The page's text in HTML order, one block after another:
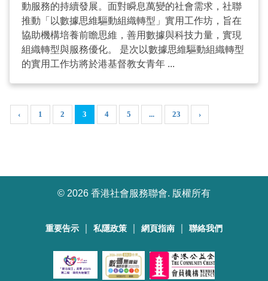
動服務的持續發展。面對瞬息萬變的社會需求，社聯
推動「以數據思維驅動組織轉型」實用工作坊，旨在
協助機構培養前瞻思維，善用數據與科技力量，實現
組織轉型與服務優化。 是次以數據思維驅動組織轉型
的實用工作坊將於港基督教女青年 ...
‹ 1 2 3 4 5 ... 23 ›
© 2026 香港社會服務聯會. 版權所有
重要告示 私隱政策 網頁指南 聯絡我們